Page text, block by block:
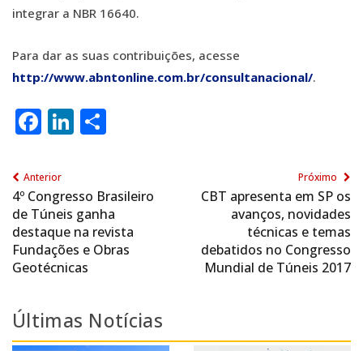
integrar a NBR 16640.
Para dar as suas contribuições, acesse
http://www.abntonline.com.br/consultanacional/.
Facebook
LinkedIn
Anterior
4º Congresso Brasileiro
de Túneis ganha
destaque na revista
Fundações e Obras
Geotécnicas
Próximo
CBT apresenta em SP os
avanços, novidades
técnicas e temas
debatidos no Congresso
Mundial de Túneis 2017
Últimas Notícias